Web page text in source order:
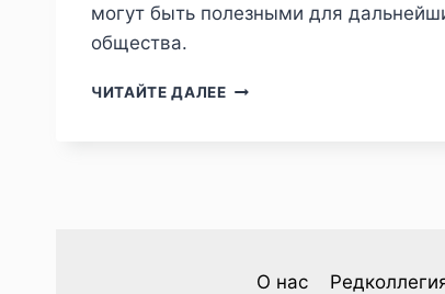
могут быть полезными для
общества.
ЧИТАЙТЕ ДАЛЕЕПИЖ
ДЕКАБРИЗМ
О нас